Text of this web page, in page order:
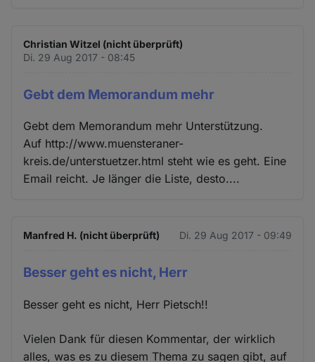
Christian Witzel (nicht überprüft)
Di. 29 Aug 2017 - 08:45
Gebt dem Memorandum mehr
Gebt dem Memorandum mehr Unterstützung.
Auf http://www.muensteraner-
kreis.de/unterstuetzer.html steht wie es geht. Eine
Email reicht. Je länger die Liste, desto....
Manfred H. (nicht überprüft) Di. 29 Aug 2017 - 09:49
Besser geht es nicht, Herr
Besser geht es nicht, Herr Pietsch!!
Vielen Dank für diesen Kommentar, der wirklich
alles, was es zu diesem Thema zu sagen gibt, auf